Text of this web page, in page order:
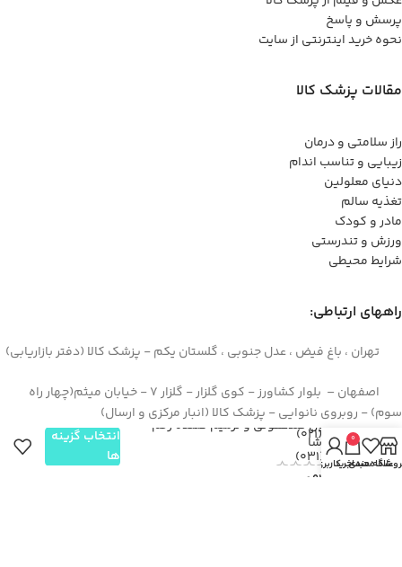
پرسش و پاسخ
نحوه خرید اینترنتی از سایت
مقالات پزشک کالا
راز سلامتی و درمان
زیبایی و تناسب اندام
دنیای معلولین
تغذیه سالم
مادر و کودک
ورزش و تندرستی
شرایط محیطی
راههای ارتباطی:
تهران ، باغ فیض ، عدل جنوبی ، گلستان یکم - پزشک کالا (دفتر بازاریابی)
اصفهان – بلوار کشاورز - کوی گلزار - گلزار 7 - خیابان میثم(چهار راه
سوم) - روبروی نانوایی - پزشک کالا (انبار مرکزی و ارسال)
44422994(021)
۳۶۲۶۶۶۹۵(۰۳۱)
۰۹۱۲۹۳۷۳۶۲۶
محلول ضدعفونی و ترمیم کننده زخم
نیواشا
انتخاب گزینه
ها
علاقه مندی
0
سبد خرید
حساب کاربری من